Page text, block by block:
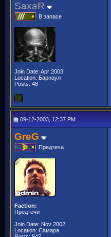
SaxaR
В запасе
Join Date: Apr 2003
Location: Барнаул
Posts: 48
09-12-2003, 12:37 PM
GreG
Предтеча
Faction:
Предтечи
Join Date: Nov 2002
Location: Самара